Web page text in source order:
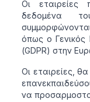
Οι εταιρείες
δεδομένα
όπως ο
(GDPR) στην
Οι εταιρείες,
να